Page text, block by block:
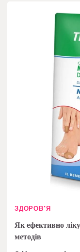
ЗДОРОВ'Я
Як ефективно
методів